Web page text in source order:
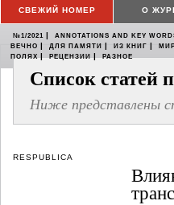
СВЕЖИЙ НОМЕР О
№1/2021 | ANNOTATIONS AND KEY
ВЕЧНО | ДЛЯ ПАМЯТИ | ИЗ КНИГ |
ПОЛЯХ | РЕЦЕНЗИИ | РАЗНОЕ
Список статей
Ниже представлены
RESPUBLICA